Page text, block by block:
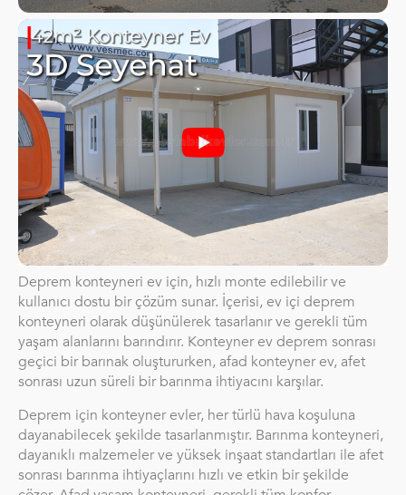
Deprem konteyneri ev için, hızlı monte edilebilir ve
kullanıcı dostu bir çözüm sunar. İçerisi, ev içi deprem
konteyneri olarak düşünülerek tasarlanır ve gerekli tüm
yaşam alanlarını barındırır. Konteyner ev deprem sonrası
geçici bir barınak oluştururken, afad konteyner ev, afet
sonrası uzun süreli bir barınma ihtiyacını karşılar.
Deprem için konteyner evler, her türlü hava koşuluna
dayanabilecek şekilde tasarlanmıştır. Barınma konteyneri,
dayanıklı malzemeler ve yüksek inşaat standartları ile afet
sonrası barınma ihtiyaçlarını hızlı ve etkin bir şekilde